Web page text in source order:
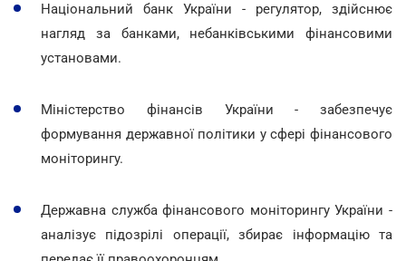
Національний банк України - регулятор, здійснює
нагляд за банками, небанківськими фінансовими
установами.
Міністерство фінансів України - забезпечує
формування державної політики у сфері фінансового
моніторингу.
Державна служба фінансового моніторингу України -
аналізує підозрілі операції, збирає інформацію та